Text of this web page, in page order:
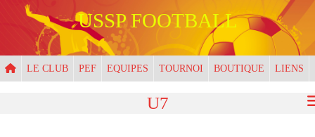
USSP FOOTBALL
LE CLUB PEF EQUIPES TOURNOI BOUTIQUE LIENS
U7
Panneau de gestion des cookies